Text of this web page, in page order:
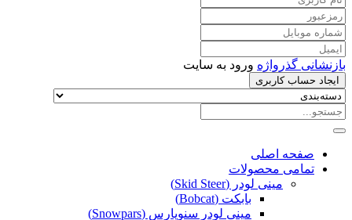
بازنشانی گذرواژه ورود به سایت
ایجاد حساب کاربری
صفحه اصلی
تمامی محصولات
مینی لودر (Skid Steer)
بابکت (Bobcat)
مینی لودر سنوپارس (Snowpars)